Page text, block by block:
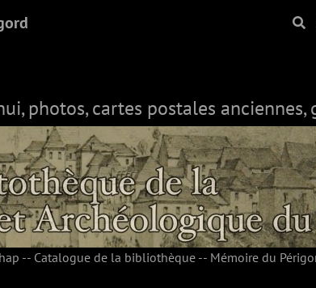
photos, cartes postales anciennes,
-- Catalogue de la bibliothèque -- Mémoire du